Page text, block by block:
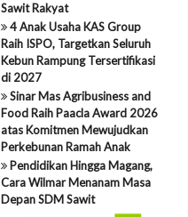
Sawit Rakyat
4 Anak Usaha KAS Group
Raih ISPO, Targetkan Seluruh
Kebun Rampung Tersertifikasi
di 2027
Sinar Mas Agribusiness and
Food Raih Paacla Award 2026
atas Komitmen Mewujudkan
Perkebunan Ramah Anak
Pendidikan Hingga Magang,
Cara Wilmar Menanam Masa
Depan SDM Sawit